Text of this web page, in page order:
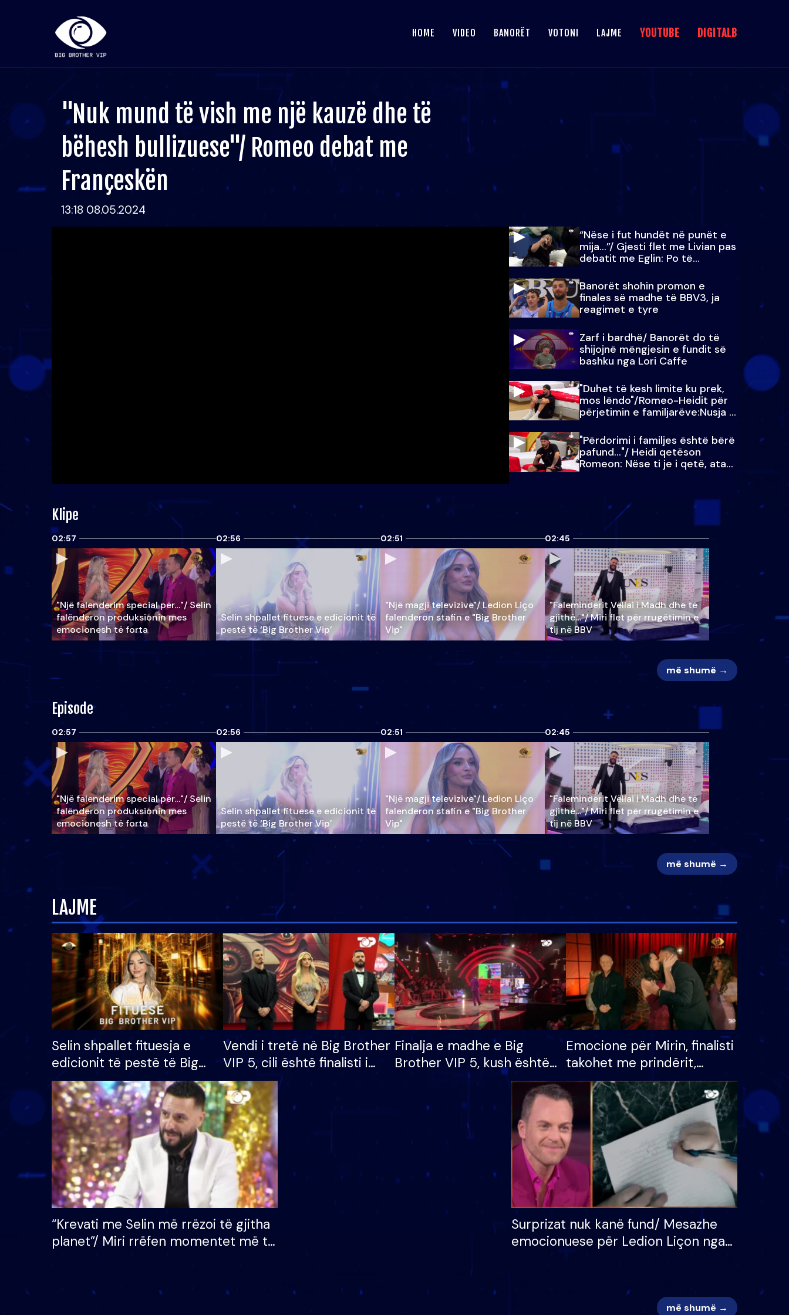
HOME VIDEO BANORËT VOTONI LAJME YOUTUBE DIGITALB
"Nuk mund të vish me një kauzë dhe të
bëhesh bullizuese"/ Romeo debat me
Françeskën
13:18 08.05.2024
“Nëse i fut hundët në punët e
mija…”/ Gjesti flet me Livian pas
debatit me Eglin: Po të
paralajmëroj
Banorët shohin promon e
finales së madhe të BBV3, ja
reagimet e tyre
Zarf i bardhë/ Banorët do të
shijojnë mëngjesin e fundit së
bashku nga Lori Caffe
"Duhet të kesh limite ku prek,
mos lëndo"/Romeo-Heidit për
përjetimin e familjarëve:Nusja e
Julit…
"Përdorimi i familjes është bërë
pafund…"/ Heidi qetëson
Romeon: Nëse ti je i qetë, ata
qetësohen
Klipe
02:57
"Një falenderim special për…"/ Selin
falënderon produksionin mes
emocionesh të forta
02:56
Selin shpallet fituese e edicionit të
pestë të ‘Big Brother Vip’
02:51
"Një magji televizive"/ Ledion Liço
falenderon stafin e "Big Brother
Vip"
02:45
"Faleminderit Vëllai i Madh dhe të
gjithë…"/ Miri flet për rrugëtimin e
tij në BBV
më shumë →
Episode
02:57
"Një falenderim special për…"/ Selin
falënderon produksionin mes
emocionesh të forta
02:56
Selin shpallet fituese e edicionit të
pestë të ‘Big Brother Vip’
02:51
"Një magji televizive"/ Ledion Liço
falenderon stafin e "Big Brother
Vip"
02:45
"Faleminderit Vëllai i Madh dhe të
gjithë…"/ Miri flet për rrugëtimin e
tij në BBV
më shumë →
LAJME
Selin shpallet fituesja e
edicionit të pestë të Big
Brother VIP, rrëmben
çmimin e madh prej 100
mijë eurosh
Vendi i tretë në Big Brother
VIP 5, cili është finalisti i
radhës që lë shtëpinë
Finalja e madhe e Big
Brother VIP 5, kush është
banori i parë që lë shtëpinë
dhe humb mundësinë për
të fituar çmimin e madh
Emocione për Mirin, finalisti
takohet me prindërit,
vajzën dhe bashkëshorten:
S’kemi ndonjë letër divorci
apo jo?
“Krevati me Selin më rrëzoi të gjitha
planet”/ Miri rrëfen momentet më të
bukura në shtëpinë e BB VIP: Do më
Surprizat nuk kanë fund/ Mesazhe
emocionuese për Ledion Liçon nga
nëna dhe fëmijët e tij, moderatori
më shumë →